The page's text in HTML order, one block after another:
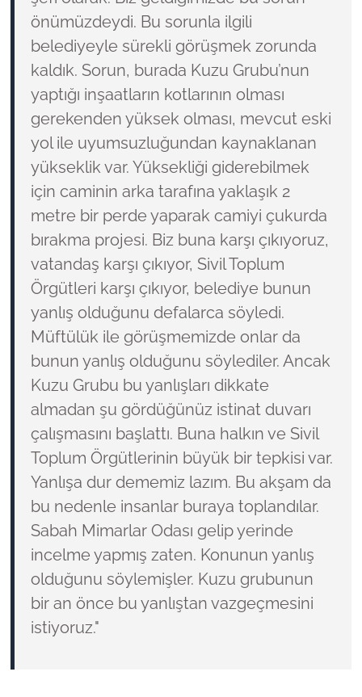
önümüzdeydi. Bu sorunla ilgili
belediyeyle sürekli görüşmek zorunda
kaldık. Sorun, burada Kuzu Grubu’nun
yaptığı inşaatların kotlarının olması
gerekenden yüksek olması, mevcut eski
yol ile uyumsuzluğundan kaynaklanan
yükseklik var. Yüksekliği giderebilmek
için caminin arka tarafına yaklaşık 2
metre bir perde yaparak camiyi çukurda
bırakma projesi. Biz buna karşı çıkıyoruz,
vatandaş karşı çıkıyor, Sivil Toplum
Örgütleri karşı çıkıyor, belediye bunun
yanlış olduğunu defalarca söyledi.
Müftülük ile görüşmemizde onlar da
bunun yanlış olduğunu söylediler. Ancak
Kuzu Grubu bu yanlışları dikkate
almadan şu gördüğünüz istinat duvarı
çalışmasını başlattı. Buna halkın ve Sivil
Toplum Örgütlerinin büyük bir tepkisi var.
Yanlışa dur dememiz lazım. Bu akşam da
bu nedenle insanlar buraya toplandılar.
Sabah Mimarlar Odası gelip yerinde
incelme yapmış zaten. Konunun yanlış
olduğunu söylemişler. Kuzu grubunun
bir an önce bu yanlıştan vazgeçmesini
istiyoruz."